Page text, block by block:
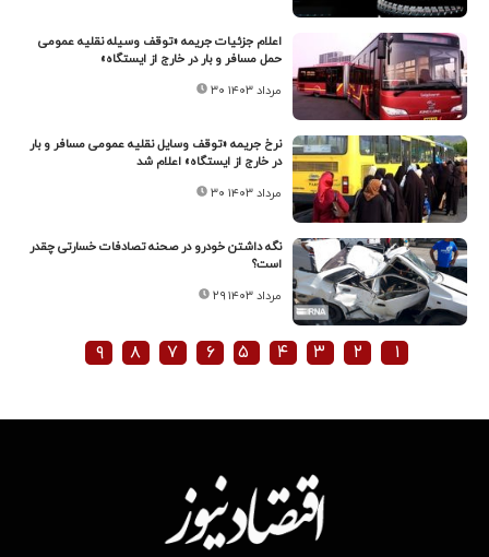
اعلام جزئیات جریمه «توقف وسیله نقلیه عمومی
حمل مسافر و بار در خارج از ایستگاه»
۳۰ مرداد ۱۴۰۳
نرخ جریمه «توقف وسایل نقلیه عمومی مسافر و بار
در خارج از ایستگاه» اعلام شد
۳۰ مرداد ۱۴۰۳
نگه‌ داشتن خودرو در صحنه تصادفات خسارتی چقدر
است؟
۲۹ مرداد ۱۴۰۳
۱ ۲ ۳ ۴ ۵ ۶ ۷ ۸ ۹